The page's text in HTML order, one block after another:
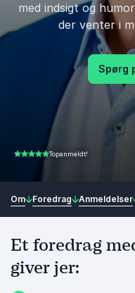
med indsigt og
der venter i
Spørg
4.80 ud af 5Topanmeldt!
Om Foredrag Anmeldelser
Et foredrag
giver jer: